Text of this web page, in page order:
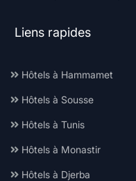
Liens rapides
Hôtels à Hammamet
Hôtels à Sousse
Hôtels à Tunis
Hôtels à Monastir
Hôtels à Djerba